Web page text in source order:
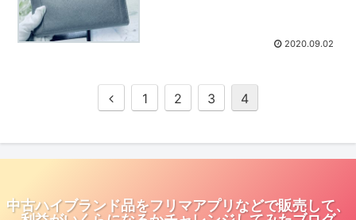
2020.09.02
1 2 3 4
中古ハイブランド品をフリマアプリなどで販売して、